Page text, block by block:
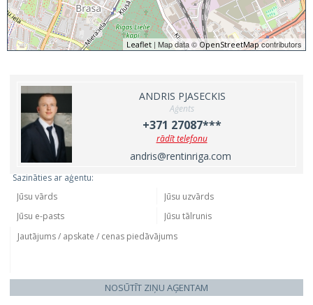
Leaflet | Map data ©OpenStreetMapcontributors
ANDRIS PJASECKIS
Aģents
+371 27087***
rādīt telefonu
andris@rentinriga.com
Sazināties ar aģentu:
NOSŪTĪT ZIŅU AĢENTAM